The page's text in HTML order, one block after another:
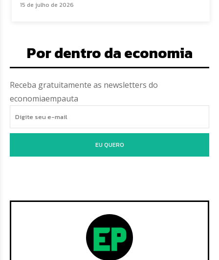
15 de julho de 2026
Por dentro da economia
Receba gratuitamente as newsletters do
economiaempauta
EU QUERO